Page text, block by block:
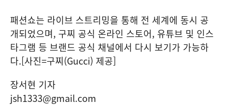
패션쇼는 라이브 스트리밍을 통해 전 세계에 동시 공
개되었으며, 구찌 공식 온라인 스토어, 유튜브 및 인스
타그램 등 브랜드 공식 채널에서 다시 보기가 가능하
다.[사진=구찌(Gucci) 제공]
장서현 기자
jsh1333@gmail.com